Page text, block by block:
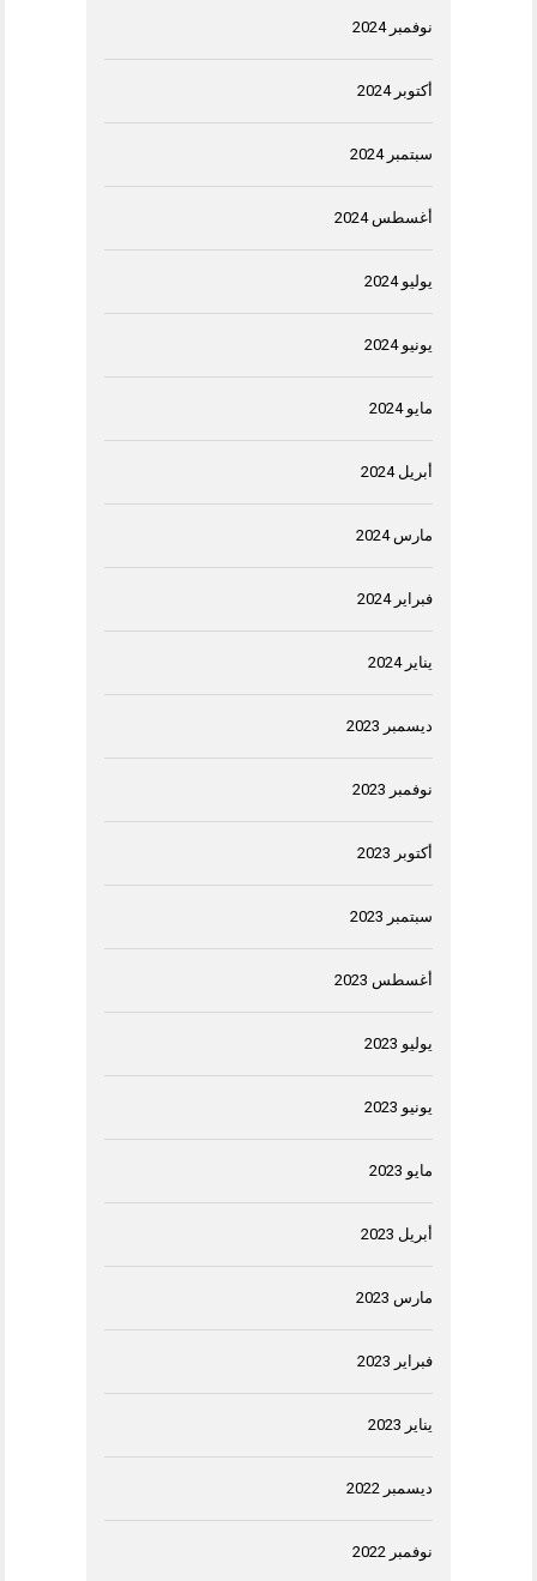
نوفمبر 2024
أكتوبر 2024
سبتمبر 2024
أغسطس 2024
يوليو 2024
يونيو 2024
مايو 2024
أبريل 2024
مارس 2024
فبراير 2024
يناير 2024
ديسمبر 2023
نوفمبر 2023
أكتوبر 2023
سبتمبر 2023
أغسطس 2023
يوليو 2023
يونيو 2023
مايو 2023
أبريل 2023
مارس 2023
فبراير 2023
يناير 2023
ديسمبر 2022
نوفمبر 2022